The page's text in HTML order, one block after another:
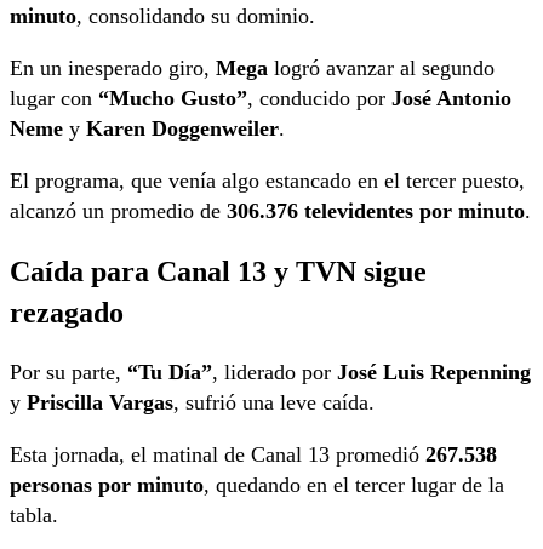
minuto, consolidando su dominio.
En un inesperado giro, Mega logró avanzar al segundo
lugar con “Mucho Gusto”, conducido por José Antonio
Neme y Karen Doggenweiler.
El programa, que venía algo estancado en el tercer puesto,
alcanzó un promedio de 306.376 televidentes por minuto.
Caída para Canal 13 y TVN sigue
rezagado
Por su parte, “Tu Día”, liderado por José Luis Repenning
y Priscilla Vargas, sufrió una leve caída.
Esta jornada, el matinal de Canal 13 promedió 267.538
personas por minuto, quedando en el tercer lugar de la
tabla.